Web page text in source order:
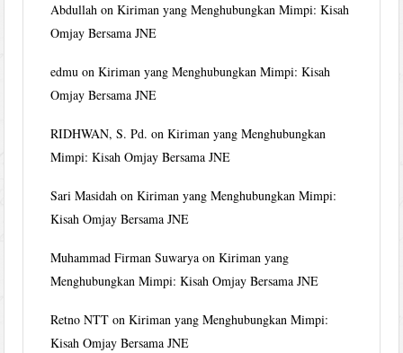
Abdullah onKiriman yang Menghubungkan Mimpi: Kisah
Omjay Bersama JNE
edmu onKiriman yang Menghubungkan Mimpi: Kisah
Omjay Bersama JNE
RIDHWAN, S. Pd. onKiriman yang Menghubungkan
Mimpi: Kisah Omjay Bersama JNE
Sari Masidah onKiriman yang Menghubungkan Mimpi:
Kisah Omjay Bersama JNE
Muhammad Firman Suwarya onKiriman yang
Menghubungkan Mimpi: Kisah Omjay Bersama JNE
Retno NTT onKiriman yang Menghubungkan Mimpi:
Kisah Omjay Bersama JNE